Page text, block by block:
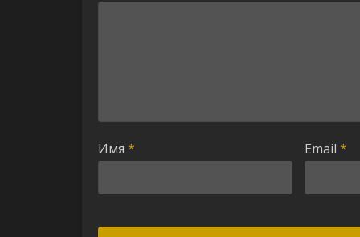
Имя * Email *